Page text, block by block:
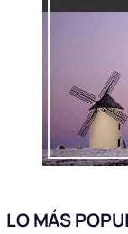
LO MÁS